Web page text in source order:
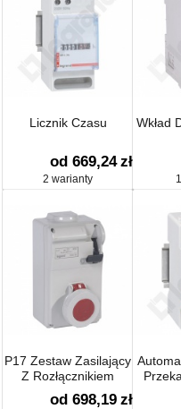
Licznik Czasu
od 669,24 zł
2 warianty
Wkład
P17 Zestaw Zasilający
Z Rozłącznikiem
od 698,19 zł